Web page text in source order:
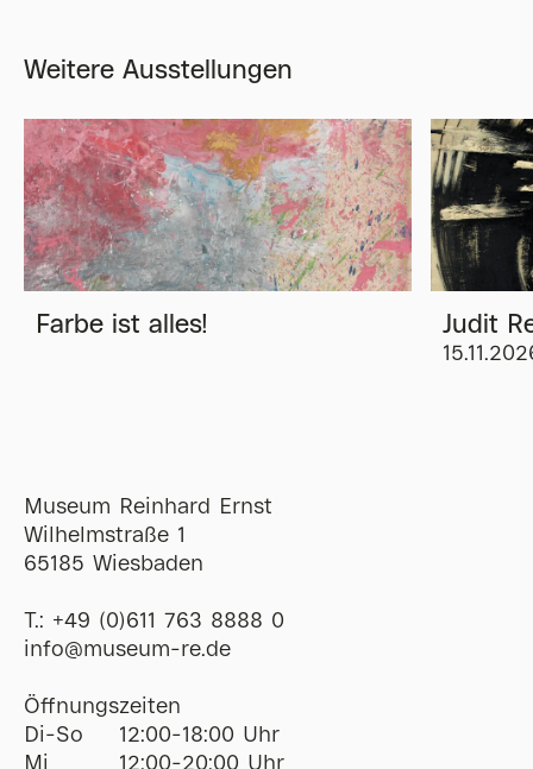
Weitere Ausstellungen
Farbe ist alles! Judit
Museum Reinhard Ernst
Wilhelmstraße 1
65185 Wiesbaden
T.: +49 (0)611 763 8888 0
ofni@museum-re de
Öffnungszeiten
Di-So
12:00-18:00 Uhr
Mi
12:00-20:00 Uhr